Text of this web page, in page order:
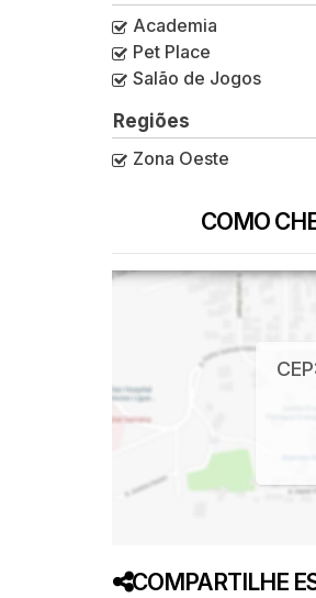
Academia
Pet Place
Salão de Jogos
Regiões
Zona Oeste
COMO
COMPARTILHE